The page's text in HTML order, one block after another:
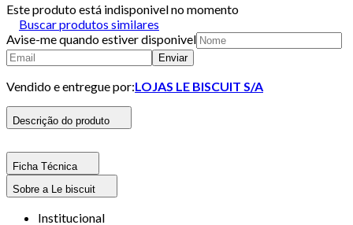
Este produto está indisponivel no momento
Buscar produtos similares
Avise-me quando estiver disponivel
Enviar
Vendido e entregue por:LOJAS LE BISCUIT S/A
Descrição do produto
Ficha Técnica
Sobre a Le biscuit
Institucional